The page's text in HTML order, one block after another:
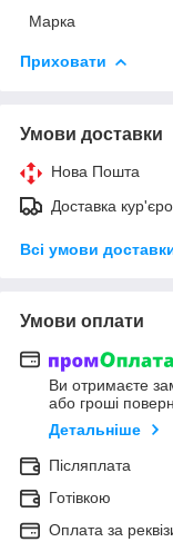
Марка
Приховати
Умови доставки
Нова Пошта
Доставка
Всі умови
Умови оплати
Ви отримаєте
або гроші
Детальніше
Післяплата
Готівкою
Оплата за